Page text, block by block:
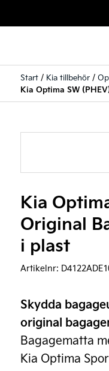
Start/ Kia tillbehör/
Kia Optima SW
Kia
Original
i plast
Artikelnr:
Skydda
original
Bagagematta
Kia Optima